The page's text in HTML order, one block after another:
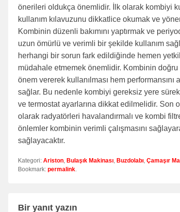
önerileri oldukça önemlidir. İlk olarak kombiyi
kullanım kılavuzunu dikkatlice okumak ve
Kombinin düzenli bakımını yaptırmak ve
uzun ömürlü ve verimli bir şekilde kullanım
herhangi bir sorun fark edildiğinde hemen
müdahale etmemek önemlidir. Kombinin
önem vererek kullanılması hem performansını
sağlar. Bu nedenle kombiyi gereksiz yere
ve termostat ayarlarına dikkat edilmelidir. Son
olarak radyatörleri havalandırmalı ve kombi
önlemler kombinin verimli çalışmasını
sağlayacaktır.
Kategori: Ariston, Bulaşık Makinası, Buzdolabı, Çamaşır
Bookmark: permalink.
Bir yanıt yazın